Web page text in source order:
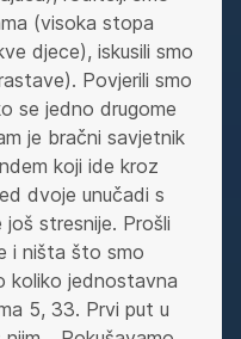
(visoka stopa
djece), iskusili smo
Povjerili smo
se jedno drugome
je bračni savjetnik
koji ide kroz
dvoje unučadi s
stresnije. Prošli
i ništa što smo
koliko jednostavna
5, 33. Prvi put u